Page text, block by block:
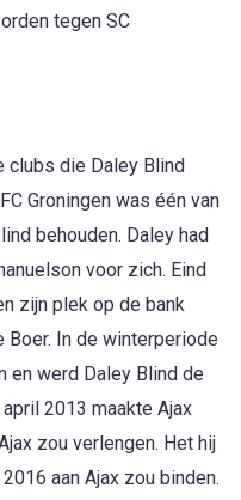
tegen SC
clubs die Daley Blind
Groningen was één van
behouden. Daley had
voor zich. Eind
zijn plek op de bank
Boer. In de winterperiode
en werd Daley Blind de
2013 maakte Ajax
zou verlengen. Het hij
aan Ajax zou binden.